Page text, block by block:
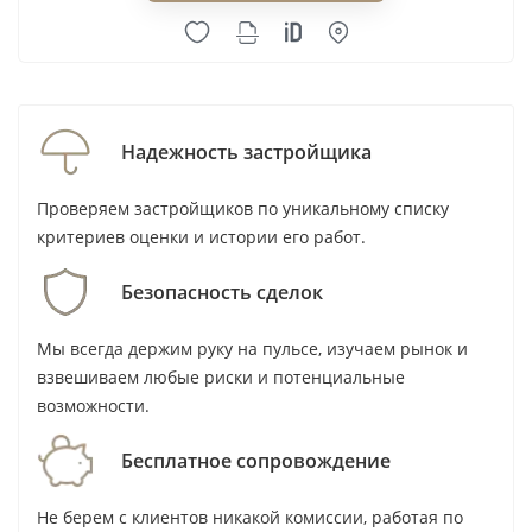
закрытое сообщество. Для семьи важны
возможность рассматривать объект как дом на
несколько лет. Для инвестора с бюджетом от 1
065 000 AED более предметный сценарий —
готовый Alandalus: по нему есть 12 сделок DLD и
понятные медианы по двум типам квартир.
Не подходит район тому, кому нужна пешая
городская среда, короткие ежедневные
маршруты в Downtown Dubai илиDubai Marina
максимальная глубина сделок по каждому
Надежность застройщика
Проверяем застройщиков по уникальному списку
критериев оценки и истории его работ.
Безопасность сделок
Мы всегда держим руку на пульсе, изучаем рынок и
взвешиваем любые риски и потенциальные
возможности.
Бесплатное сопровождение
Не берем с клиентов никакой комиссии, работая по